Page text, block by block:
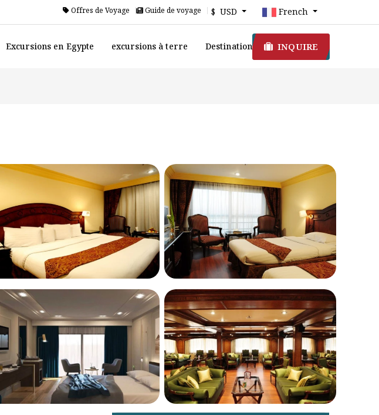
Offres de Voyage Guide de voyage $ USD French
Excursions en Egypte excursions à terre Destination INQUIRE